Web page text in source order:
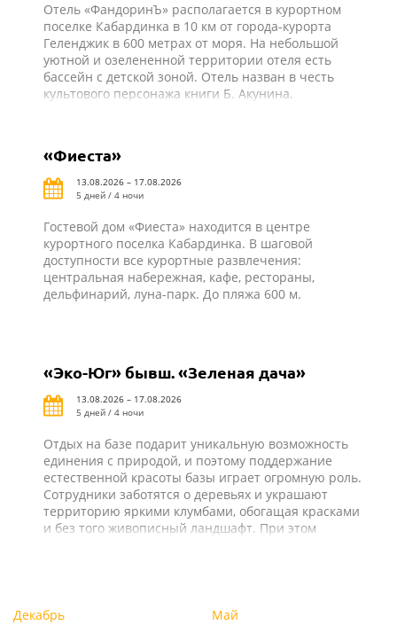
Отель «ФандоринЪ» располагается в курортном
поселке Кабардинка в 10 км от города-курорта
Геленджик в 600 метрах от моря. На небольшой
уютной и озелененной территории отеля есть
бассейн с детской зоной. Отель назван в честь
культового персонажа книги Б. Акунина.
«Фиеста»
13.08.2026 – 17.08.2026
5 дней / 4 ночи
Гостевой дом «Фиеста» находится в центре
курортного поселка Кабардинка. В шаговой
доступности все курортные развлечения:
центральная набережная, кафе, рестораны,
дельфинарий, луна-парк. До пляжа 600 м.
«Эко-Юг» бывш. «Зеленая дача»
13.08.2026 – 17.08.2026
5 дней / 4 ночи
Отдых на базе подарит уникальную возможность
единения с природой, и поэтому поддержание
естественной красоты базы играет огромную роль.
Сотрудники заботятся о деревьях и украшают
территорию яркими клумбами, обогащая красками
и без того живописный ландшафт. При этом
только с удовольствием, но и с пользой!
Декабрь Май